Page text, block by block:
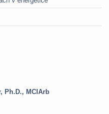
Ph.D., MCIArb